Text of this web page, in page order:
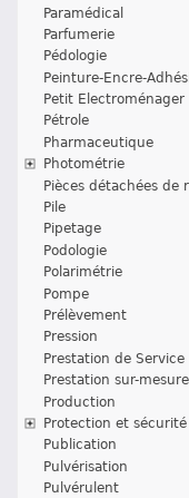
Paramédical
Parfumerie
Pédologie
Peinture-Encre-
Petit Electroménager
Pétrole
Pharmaceutique
Photométrie
Pièces détachées de
Pile
Pipetage
Podologie
Polarimétrie
Pompe
Prélèvement
Pression
Prestation de Service
Prestation sur-mesure
Production
Protection et sécurité
Publication
Pulvérisation
Pulvérulent